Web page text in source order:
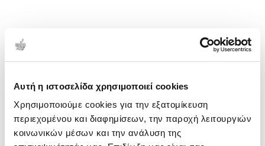
Αυτή η ιστοσελίδα χρησιμοποιεί cookies
Χρησιμοποιούμε cookies για την εξατομίκευση
περιεχομένου και διαφημίσεων, την παροχή λειτουργιών
κοινωνικών μέσων και την ανάλυση της